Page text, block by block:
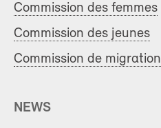
Commission des femmes
Commission des jeunes
Commission de migration
NEWS